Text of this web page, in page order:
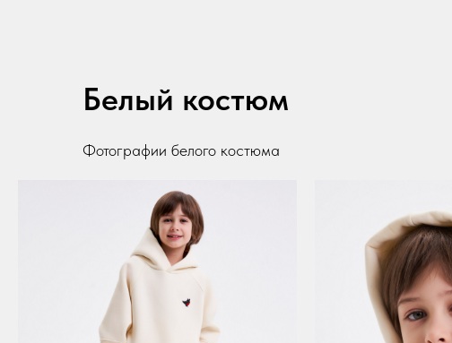
Белый костюм
Фотографии белого костюма